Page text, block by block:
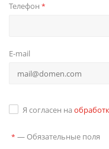
Телефон *
E-mail
Я согласен на
* — Обязательные поля